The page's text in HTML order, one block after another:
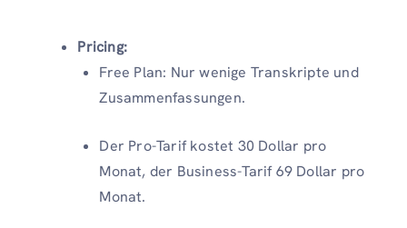
Pricing:
Free Plan: Nur wenige Transkripte und
Zusammenfassungen.
Der Pro-Tarif kostet 30 Dollar pro
Monat, der Business-Tarif 69 Dollar pro
Monat.